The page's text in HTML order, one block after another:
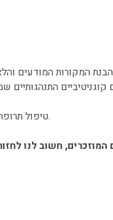
המקורות המודעים
טיפול תרופתי - בחלק מהמקרים יש צורך לשלב בטיפול גם טיפול תרופתי נגד חרדות, ושינויים באורח החיים, ביניהם : עיסוק בפעילות גופנית מתונה.
חשוב לנו